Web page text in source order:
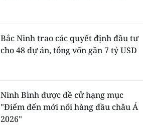
Bắc Ninh trao các quyết định đầu tư
cho 48 dự án, tổng vốn gần 7 tỷ USD
Ninh Bình được đề cử hạng mục
"Điểm đến mới nổi hàng đầu châu Á
2026"